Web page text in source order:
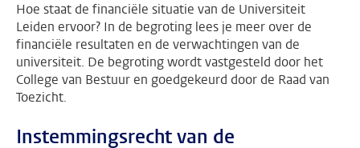
Hoe staat de financiële situatie van de Universiteit
Leiden ervoor? In de begroting lees je meer over de
financiële resultaten en de verwachtingen van de
universiteit. De begroting wordt vastgesteld door het
College van Bestuur en goedgekeurd door de Raad van
Toezicht.
Instemmingsrecht van de